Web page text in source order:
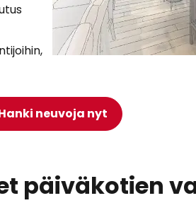
neuvoja nyt
päiväkotien